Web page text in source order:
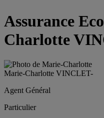
Assurance
Charlotte
Marie-Charlotte VINCLET-
Agent Général
Particulier